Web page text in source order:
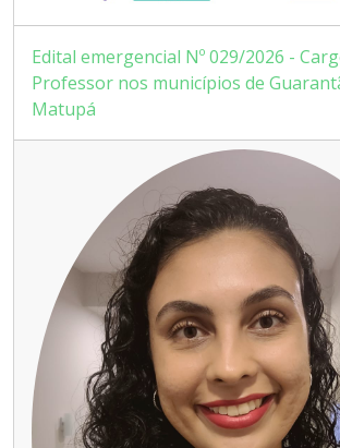
Edital emergencial Nº 029/2026 -
Professor nos municípios de
Matupá